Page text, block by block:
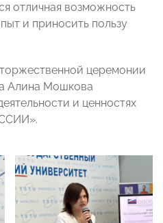
отличная возможность
и приносить пользу
церемонии
Алина Мошкова
и ценностях